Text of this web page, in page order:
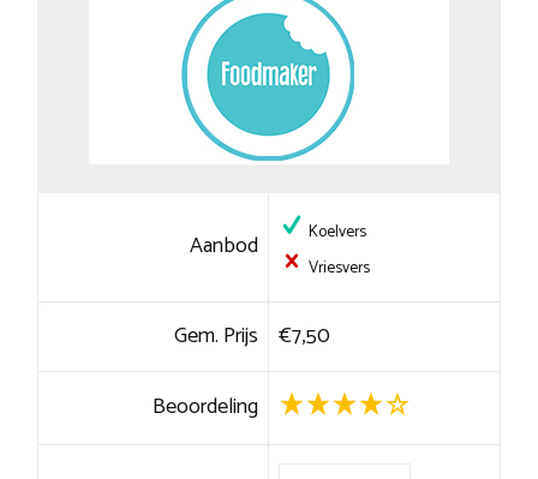
Aanbod
Koelvers
Vriesvers
Gem. Prijs €7,50
Beoordeling